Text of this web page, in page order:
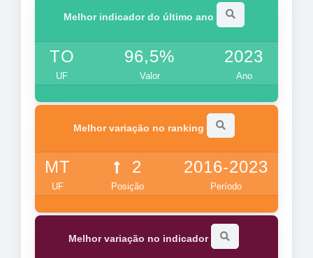
Melhor indicador do último ano
TO
UF
96,5%
Valor
2023
Ano
Melhor variação no ranking
MT
UF
2
Posição
2016-2023
Período
Melhor variação no indicador